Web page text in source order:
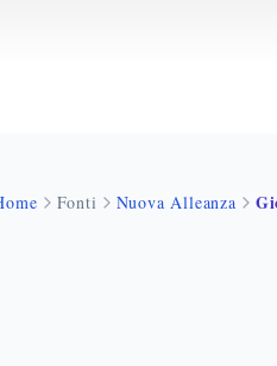
Fonti Nuova Alleanza